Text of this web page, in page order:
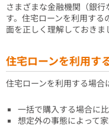
さまざまな金融機関（銀
す。住宅ローンを利用す
面を正しく理解しておきま
住宅ローンを利用す
住宅ローンを利用する場合
一括で購入する場合に
想定外の事態によって